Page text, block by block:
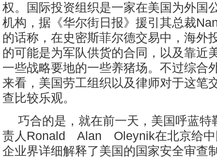
权。国际投资组织是一家在美国为外国
机构，据《华尔街日报》援引其总裁
的话称，在史密斯菲尔德交易中，海外
的可能是为军队供货的合同，以及靠近
一些战略要地的一些养猪场。不过综合
来看，美国劳工组织以及律师对于这笔
查比较乐观。
巧合的是，就在前一天，美国呼蓝特
责人Ronald Alan Oleynik在北京给中
企业界详细解释了美国的国家安全审查